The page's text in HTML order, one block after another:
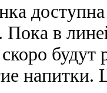
в
будут